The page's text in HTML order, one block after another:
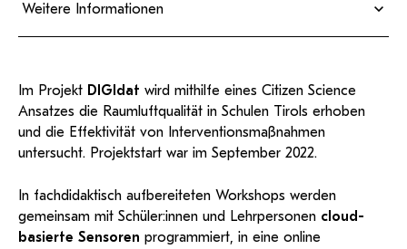
Im Projekt DIGIdat wird mithilfe eines Citizen Science
Ansatzes die Raumluftqualität in Schulen Tirols erhoben
und die Effektivität von Interventionsmaßnahmen
untersucht. Projektstart war im September 2022.
In fachdidaktisch aufbereiteten Workshops werden
gemeinsam mit Schüler:innen und Lehrpersonen cloud-
basierte Sensoren programmiert, in eine online
+43 512 50763-607
gabriel.rojas-kopeinig@uibk.ac.at
Dipl.-Ing. Simon Beck
Christian Hechenberger
christian.hechenberg@stud.ph-tirol.ac.at
elena.krois@stud.ph-tirol.ac.at
Weitere Informationen
BMB
recherchierte Kurzvideos und
öffentlich-rechtlicher Qualität.
wissenschaftlichen Arbeiten
Anleitung
Konto
Web-basiertes Tool zum
sicheren Versand großer
ServiceWebHilfe
BA/MA Anträge,
Support-Webadmin
Bitte kontaktieren Sie unsere Mitarbeiter:innen nicht über
die persönliche Mailadresse, sondern über den oben
angegebenen Hilfebutton.
Service
Ideen und Verbesserungen Campus